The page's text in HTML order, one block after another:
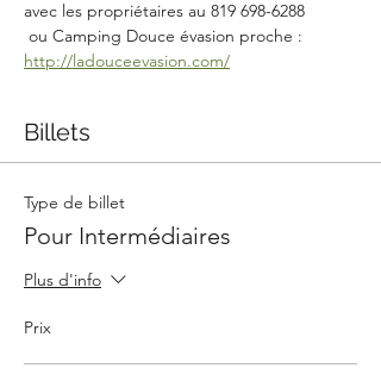
avec les propriétaires au 819 698-6288
ou Camping Douce évasion proche :
http://ladouceevasion.com/
Billets
Type de billet
Pour Intermédiaires
Plus d'info
Prix